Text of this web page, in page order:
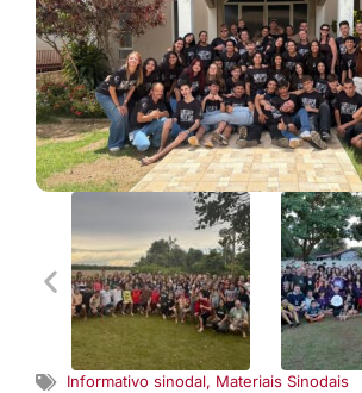
Informativo sinodal, Materiais Sinodais